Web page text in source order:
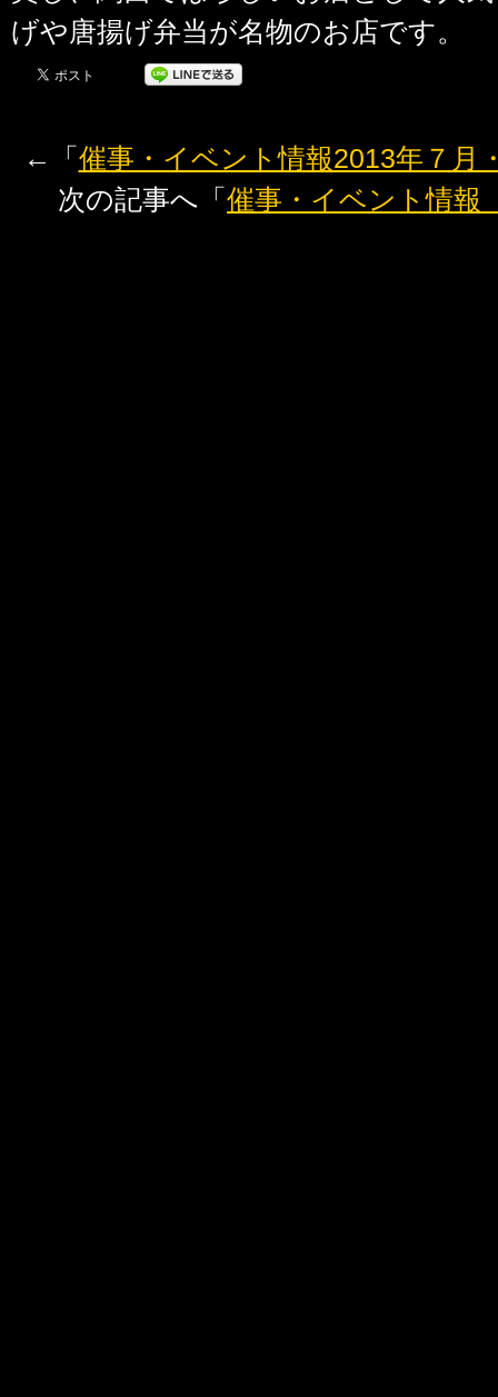
げや唐揚げ弁当が名物のお店です。
←「 催事・イベント情報2013年７月
次の記事へ「 催事・イベント情